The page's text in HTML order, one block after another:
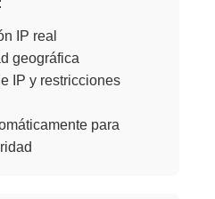
IP real
geográfica
IP y restricciones
para